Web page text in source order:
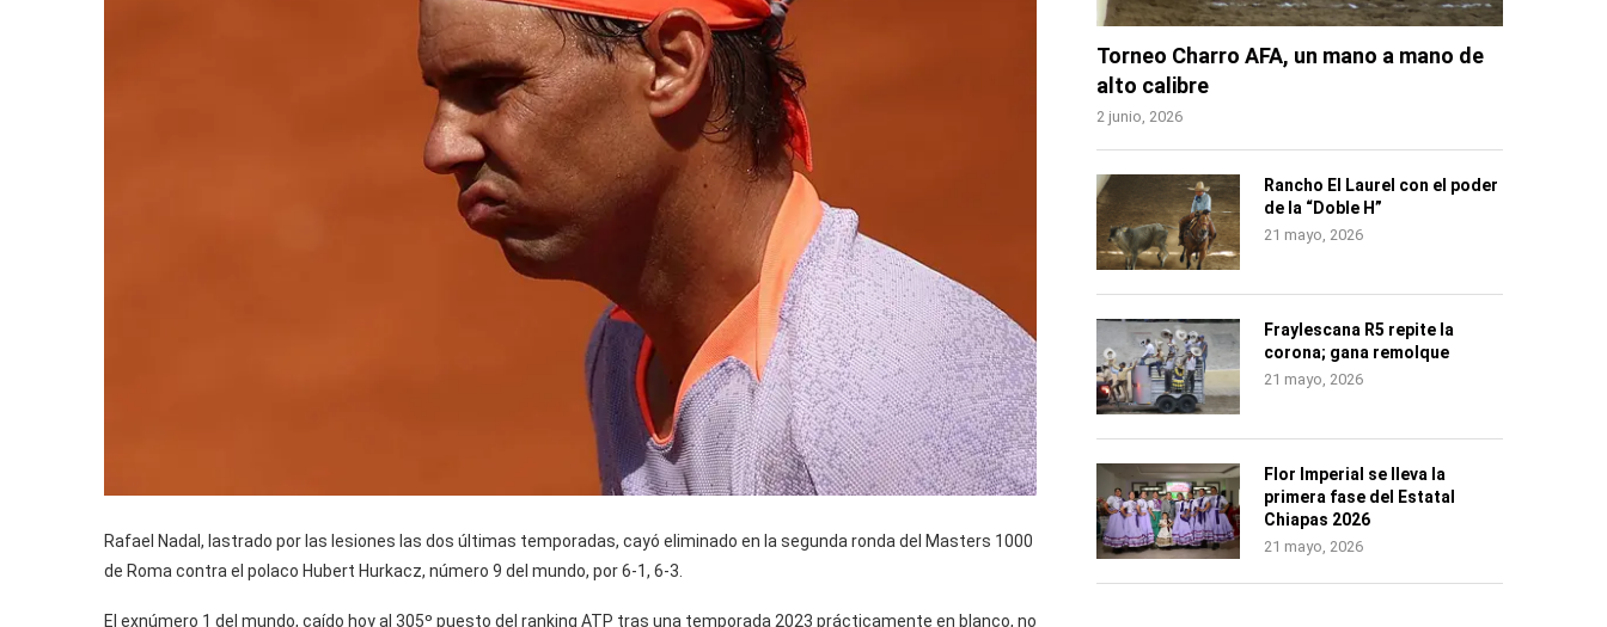
Rafael Nadal, lastrado por las lesiones las dos últimas temporadas, cayó eliminado en la segunda ronda del Masters 1000
de Roma contra el polaco Hubert Hurkacz, número 9 del mundo, por 6-1, 6-3.
El exnúmero 1 del mundo, caído hoy al 305º puesto del ranking ATP tras una temporada 2023 prácticamente en blanco, no
Torneo Charro AFA, un mano a mano de
alto calibre
2 junio, 2026
Rancho El Laurel con el poder
de la “Doble H”
21 mayo, 2026
Fraylescana R5 repite la
corona; gana remolque
21 mayo, 2026
Flor Imperial se lleva la
primera fase del Estatal
Chiapas 2026
21 mayo, 2026